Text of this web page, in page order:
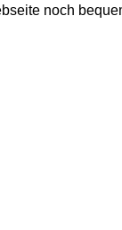
noch